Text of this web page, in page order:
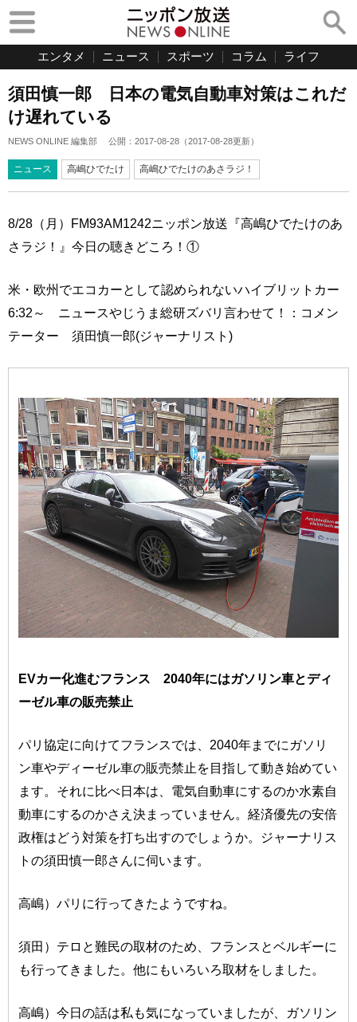
エンタメ ニュース スポーツ コラム ライフ
須田慎一郎 日本の電気自動車対策はこれだ
け遅れている
NEWS ONLINE 編集部 公開： 2017-08-28 （2017-08-28更新）
ニュース 高嶋ひでたけ 高嶋ひでたけのあさラジ！
8/28（月）FM93AM1242ニッポン放送『高嶋ひでたけのあ
さラジ！』今日の聴きどころ！①
米・欧州でエコカーとして認められないハイブリットカー
6:32～ ニュースやじうま総研ズバリ言わせて！：コメン
テーター 須田慎一郎(ジャーナリスト)
EVカー化進むフランス 2040年にはガソリン車とディ
ーゼル車の販売禁止
パリ協定に向けてフランスでは、2040年までにガソリ
ン車やディーゼル車の販売禁止を目指して動き始めてい
ます。それに比べ日本は、電気自動車にするのか水素自
動車にするのかさえ決まっていません。経済優先の安倍
政権はどう対策を打ち出すのでしょうか。ジャーナリス
トの須田慎一郎さんに伺います。
高嶋）パリに行ってきたようですね。
須田）テロと難民の取材のため、フランスとベルギーに
も行ってきました。他にもいろいろ取材をしました。
高嶋）今日の話は私も気になっていましたが、ガソリン